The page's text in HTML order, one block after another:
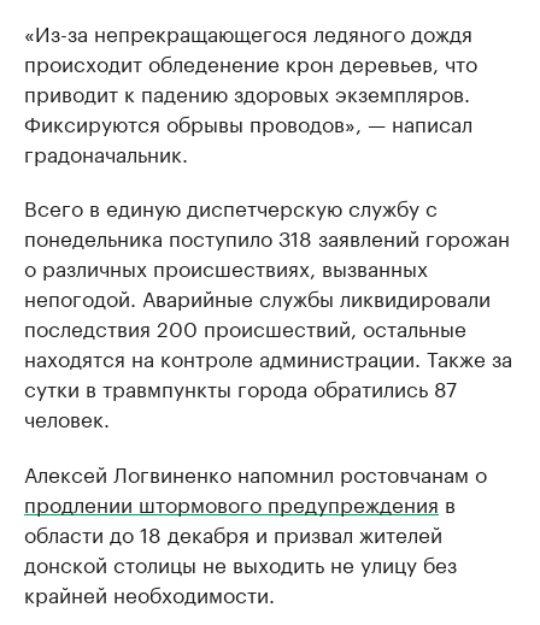
«Из-за непрекращающегося ледяного дождя
происходит обледенение крон деревьев, что
приводит к падению здоровых экземпляров.
Фиксируются обрывы проводов», — написал
градоначальник.
Всего в единую диспетчерскую службу с
понедельника поступило 318 заявлений горожан
о различных происшествиях, вызванных
непогодой. Аварийные службы ликвидировали
последствия 200 происшествий, остальные
находятся на контроле администрации. Также за
сутки в травмпункты города обратились 87
человек.
Алексей Логвиненко напомнил ростовчанам о
продлении штормового предупреждения в
области до 18 декабря и призвал жителей
донской столицы не выходить не улицу без
крайней необходимости.